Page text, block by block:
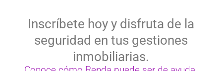
Inscríbete hoy y disfruta de la
seguridad en tus gestiones
inmobiliarias.